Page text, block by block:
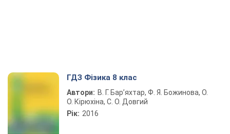
ГДЗ Фізика 8 клас
Автори: В. Г. Бар’яхтар, Ф. Я. Божинова, О.
О. Кірюхіна, С. О. Довгий
Рік: 2016